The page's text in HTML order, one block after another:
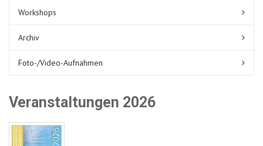
Workshops
Archiv
Foto-/Video-Aufnahmen
Veranstaltungen 2026